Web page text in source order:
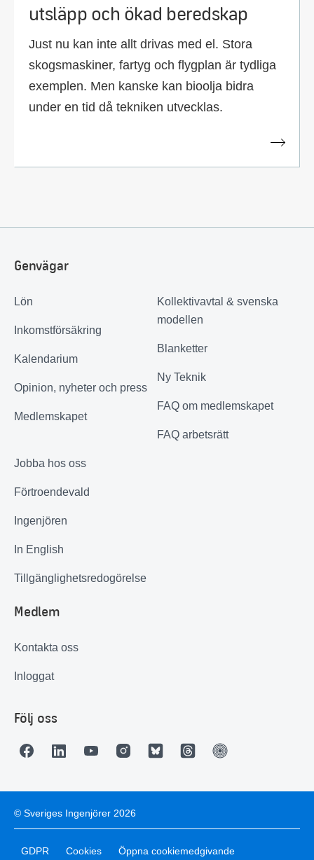
utsläpp och ökad beredskap
Just nu kan inte allt drivas med el. Stora
skogsmaskiner, fartyg och flygplan är tydliga
exemplen. Men kanske kan bioolja bidra
under en tid då tekniken utvecklas.
Genvägar
Lön
Inkomstförsäkring
Kalendarium
Opinion, nyheter och press
Medlemskapet
Kollektivavtal & svenska
modellen
Blanketter
Ny Teknik
FAQ om medlemskapet
FAQ arbetsrätt
Jobba hos oss
Förtroendevald
Ingenjören
In English
Tillgänglighetsredogörelse
Medlem
Kontakta oss
Inloggat
Följ oss
© Sveriges Ingenjörer 2026
GDPR Cookies Öppna cookiemedgivande